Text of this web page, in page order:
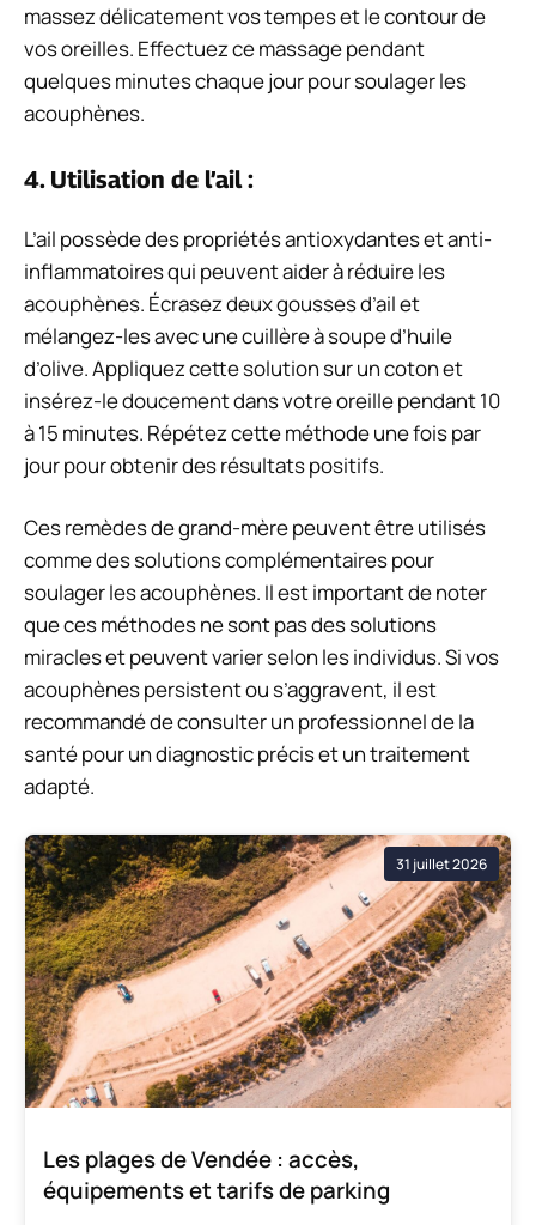
massez délicatement vos tempes et le contour de
vos oreilles. Effectuez ce massage pendant
quelques minutes chaque jour pour soulager les
acouphènes.
4. Utilisation de l’ail :
L’ail possède des propriétés antioxydantes et anti-
inflammatoires qui peuvent aider à réduire les
acouphènes. Écrasez deux gousses d’ail et
mélangez-les avec une cuillère à soupe d’huile
d’olive. Appliquez cette solution sur un coton et
insérez-le doucement dans votre oreille pendant 10
à 15 minutes. Répétez cette méthode une fois par
jour pour obtenir des résultats positifs.
Ces remèdes de grand-mère peuvent être utilisés
comme des solutions complémentaires pour
soulager les acouphènes. Il est important de noter
que ces méthodes ne sont pas des solutions
miracles et peuvent varier selon les individus. Si vos
acouphènes persistent ou s’aggravent, il est
recommandé de consulter un professionnel de la
santé pour un diagnostic précis et un traitement
adapté.
31 juillet 2026
Les plages de Vendée : accès,
équipements et tarifs de parking